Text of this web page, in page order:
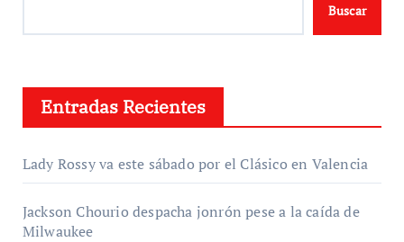
Buscar
Entradas Recientes
Lady Rossy va este sábado por el Clásico en Valencia
Jackson Chourio despacha jonrón pese a la caída de
Milwaukee